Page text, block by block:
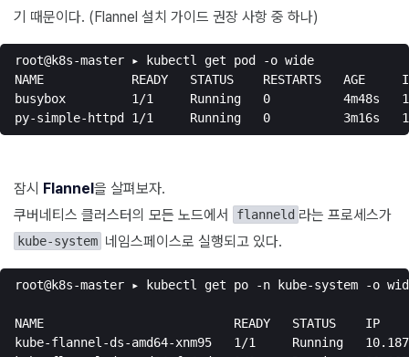
기 때문이다. (Flannel 설치 가이드 권장 사항 중 하나)
root@k8s-master ▸ kubectl get pod -o wide
NAME            READY   STATUS    RESTARTS   AGE
busybox         1/1     Running   0          4m48s
잠시 Flannel을 살펴보자.
쿠버네티스 클러스터의 모든 노드에서
flanneld 라는 프로세스가
kube-system 네임스페이스로 실행되고 있다.
root@k8s-master ▸ kubectl get po -n kube-system -o
NAME                          READY   STATUS
kube-flannel-ds-amd64-xnm95   1/1     Running